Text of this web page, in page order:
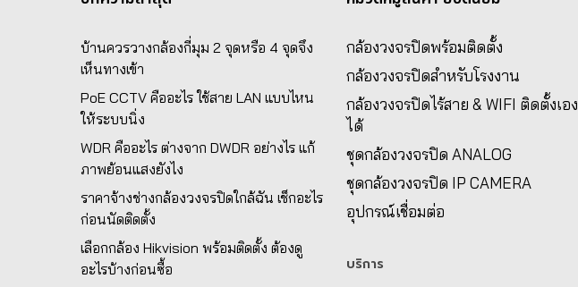
บ้านควรวางกล้องกี่มุม 2 จุดหรือ 4 จุดจึง
เห็นทางเข้า
PoE CCTV คืออะไร ใช้สาย LAN แบบไหน
ให้ระบบนิ่ง
WDR คืออะไร ต่างจาก DWDR อย่างไร แก้
ภาพย้อนแสงยังไง
ราคาจ้างช่างกล้องวงจรปิดใกล้ฉัน เช็กอะไร
ก่อนนัดติดตั้ง
เลือกกล้อง Hikvision พร้อมติดตั้ง ต้องดู
อะไรบ้างก่อนซื้อ
กล้องวงจรปิดพร้อมติดตั้ง
กล้องวงจรปิดสำหรับโรงงาน
กล้องวงจรปิดไร้สาย & WIFI ติดตั้งเอง
ได้
ชุดกล้องวงจรปิด ANALOG
ชุดกล้องวงจรปิด IP CAMERA
อุปกรณ์เชื่อมต่อ
บริการ